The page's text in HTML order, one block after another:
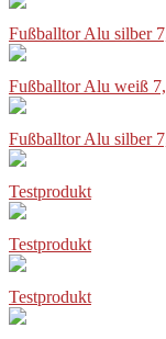
Fußballtor Alu silber
Fußballtor Alu weiß
Fußballtor Alu silber
Testprodukt
Testprodukt
Testprodukt